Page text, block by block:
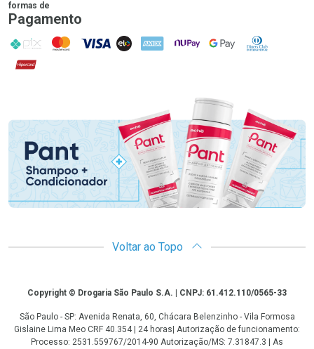
formas de
Pagamento
PIX MasterCard
VISA ELO AMEX NuPay Google PayDiners Club
Hipercard
Promoção em Destaque
Voltar ao Topo
CopyrightCopyright © Drogaria São Paulo S.A. | CNPJ: 61.412.110/0565-33
São Paulo - SP: Avenida Renata, 60, Chácara Belenzinho - Vila Formosa
Gislaine Lima Meo CRF 40.354 | 24 horas| Autorização de funcionamento:
Processo: 2531.559767/2014-90 Autorização/MS: 7.31847.3 | As